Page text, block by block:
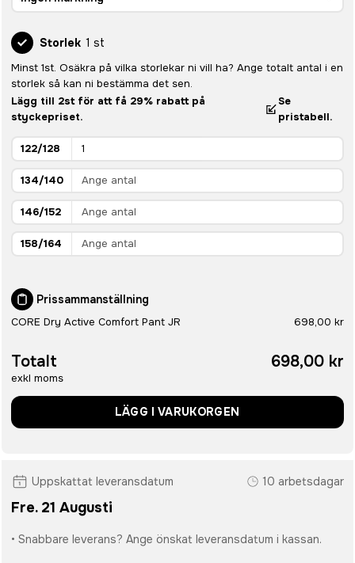
Storlek 1 st
Minst 1st. Osäkra på vilka storlekar ni vill ha? Ange totalt antal i en
storlek så kan ni bestämma det sen.
Lägg till 2st för att få 29% rabatt på
styckepriset.
Se
pristabell.
122/128
134/140
146/152
158/164
Prissammanställning
CORE Dry Active Comfort Pant JR 698,00 kr
Totalt
exkl moms
698,00 kr
LÄGG I VARUKORGEN
Uppskattat leveransdatum 10 arbetsdagar
Fre. 21 Augusti
• Snabbare leverans? Ange önskat leveransdatum i kassan.